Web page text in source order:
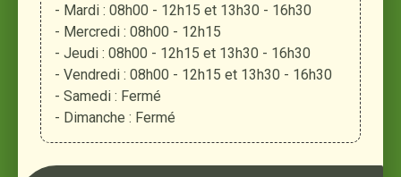
- Mardi : 08h00 - 12h15 et 13h30 - 16h30
- Mercredi : 08h00 - 12h15
- Jeudi : 08h00 - 12h15 et 13h30 - 16h30
- Vendredi : 08h00 - 12h15 et 13h30 - 16h30
- Samedi : Fermé
- Dimanche : Fermé